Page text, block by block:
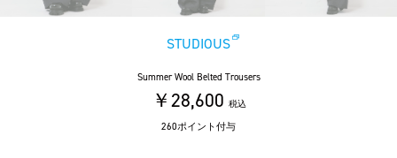
STUDIOUS
Summer Wool Belted Trousers
￥28,600 税込
260ポイント付与